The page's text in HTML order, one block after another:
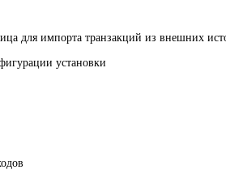
для импорта транзакций из внешних
установки